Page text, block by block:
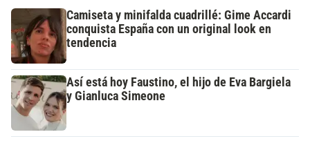
Camiseta y minifalda cuadrillé: Gime Accardi
conquista España con un original look en
tendencia
Así está hoy Faustino, el hijo de Eva Bargiela
y Gianluca Simeone